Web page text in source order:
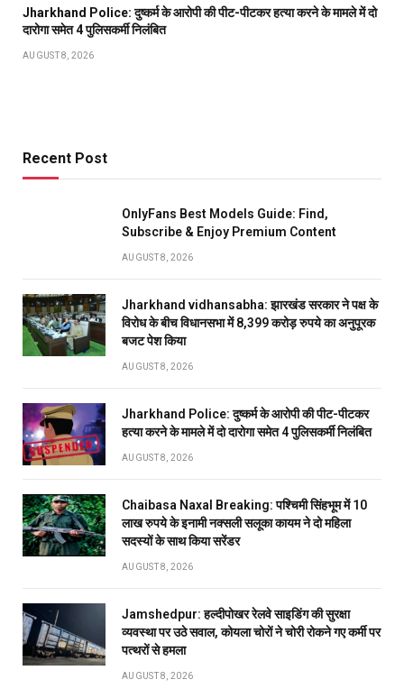
Jharkhand Police: दुष्कर्म के आरोपी की पीट-पीटकर हत्या करने के मामले में दो
दारोगा समेत 4 पुलिसकर्मी निलंबित
AUGUST 8, 2026
Recent Post
OnlyFans Best Models Guide: Find,
Subscribe & Enjoy Premium Content
AUGUST 8, 2026
Jharkhand vidhansabha: झारखंड सरकार ने पक्ष के
विरोध के बीच विधानसभा में 8,399 करोड़ रुपये का अनुपूरक
बजट पेश किया
AUGUST 8, 2026
Jharkhand Police: दुष्कर्म के आरोपी की पीट-पीटकर
हत्या करने के मामले में दो दारोगा समेत 4 पुलिसकर्मी निलंबित
AUGUST 8, 2026
Chaibasa Naxal Breaking: पश्चिमी सिंहभूम में 10
लाख रुपये के इनामी नक्सली सलूका कायम ने दो महिला
सदस्यों के साथ किया सरेंडर
AUGUST 8, 2026
Jamshedpur: हल्दीपोखर रेलवे साइडिंग की सुरक्षा
व्यवस्था पर उठे सवाल, कोयला चोरों ने चोरी रोकने गए कर्मी पर
पत्थरों से हमला
AUGUST 8, 2026